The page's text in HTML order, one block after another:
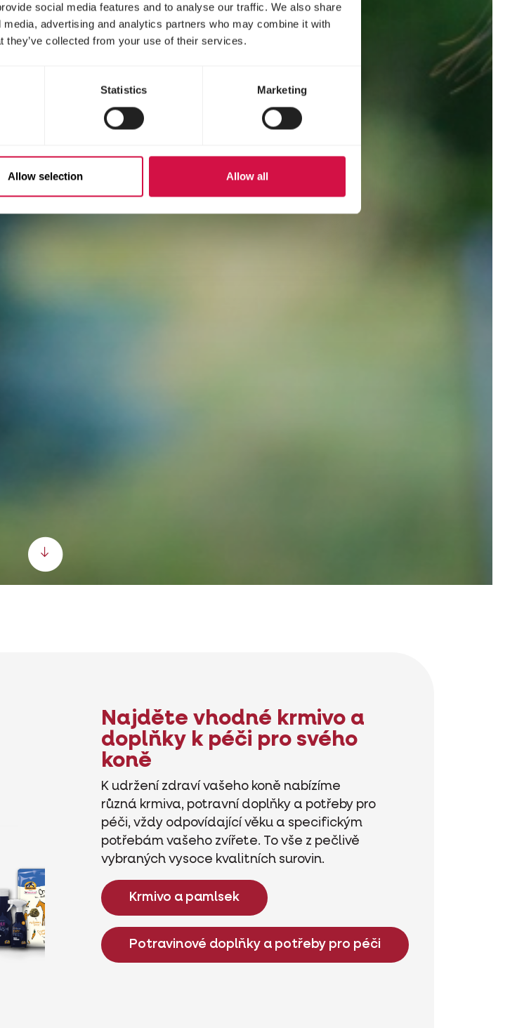
social media features and to analyse our traffic. We also share
advertising and analytics partners who may combine it with
they’ve collected from your use of their services.
Statistics Marketing
Allow selection Allow all
Najděte vhodné krmivo a
doplňky k péči pro svého
koně
K udržení zdraví vašeho koně nabízíme
různá krmiva, potravní doplňky a potřeby pro
péči, vždy odpovídající věku a specifickým
potřebám vašeho zvířete. To vše z pečlivě
vybraných vysoce kvalitních surovin.
Krmivo a pamlsek
Potravinové doplňky a potřeby pro péči